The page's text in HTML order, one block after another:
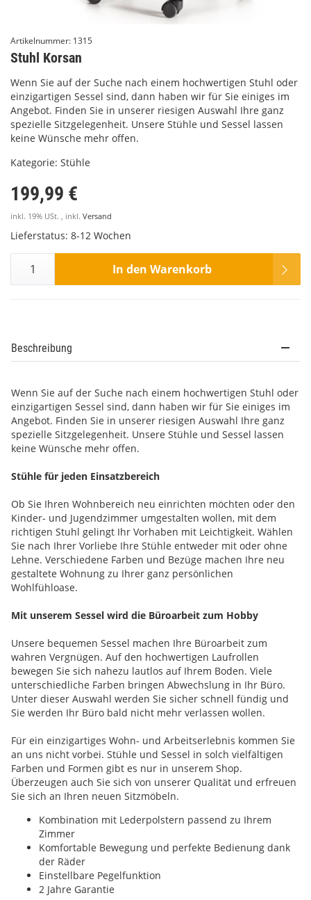
Artikelnummer: 1315
Stuhl Korsan
Wenn Sie auf der Suche nach einem hochwertigen Stuhl oder
einzigartigen Sessel sind, dann haben wir für Sie einiges im
Angebot. Finden Sie in unserer riesigen Auswahl Ihre ganz
spezielle Sitzgelegenheit. Unsere Stühle und Sessel lassen
keine Wünsche mehr offen.
Kategorie: Stühle
199,99 €
inkl. 19% USt. , inkl. Versand
Lieferstatus: 8-12 Wochen
In den Warenkorb
Beschreibung
Wenn Sie auf der Suche nach einem hochwertigen Stuhl oder
einzigartigen Sessel sind, dann haben wir für Sie einiges im
Angebot. Finden Sie in unserer riesigen Auswahl Ihre ganz
spezielle Sitzgelegenheit. Unsere Stühle und Sessel lassen
keine Wünsche mehr offen.
Stühle für jeden Einsatzbereich
Ob Sie Ihren Wohnbereich neu einrichten möchten oder den
Kinder- und Jugendzimmer umgestalten wollen, mit dem
richtigen Stuhl gelingt Ihr Vorhaben mit Leichtigkeit. Wählen
Sie nach Ihrer Vorliebe Ihre Stühle entweder mit oder ohne
Lehne. Verschiedene Farben und Bezüge machen Ihre neu
gestaltete Wohnung zu Ihrer ganz persönlichen
Wohlfühloase.
Mit unserem Sessel wird die Büroarbeit zum Hobby
Unsere bequemen Sessel machen Ihre Büroarbeit zum
wahren Vergnügen. Auf den hochwertigen Laufrollen
bewegen Sie sich nahezu lautlos auf Ihrem Boden. Viele
unterschiedliche Farben bringen Abwechslung in Ihr Büro.
Unter dieser Auswahl werden Sie sicher schnell fündig und
Sie werden Ihr Büro bald nicht mehr verlassen wollen.
Für ein einzigartiges Wohn- und Arbeitserlebnis kommen Sie
an uns nicht vorbei. Stühle und Sessel in solch vielfältigen
Farben und Formen gibt es nur in unserem Shop.
Überzeugen auch Sie sich von unserer Qualität und erfreuen
Sie sich an Ihren neuen Sitzmöbeln.
Kombination mit Lederpolstern passend zu Ihrem
Zimmer
Komfortable Bewegung und perfekte Bedienung dank
der Räder
Einstellbare Pegelfunktion
2 Jahre Garantie